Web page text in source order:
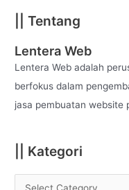
r
c
h
f
o
|| Tentang
Lentera Web
Lentera Web adalah
berfokus dalam
jasa pembuatan website
|| Kategori